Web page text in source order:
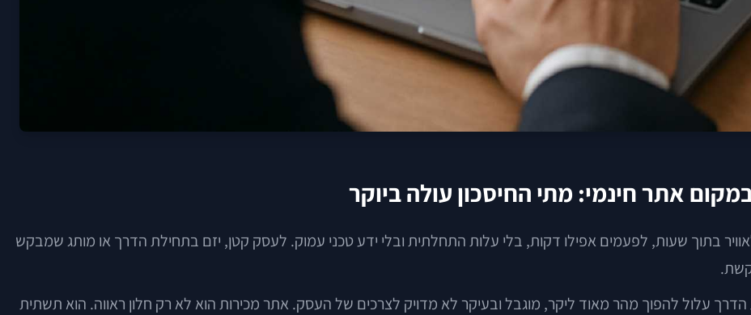
אתר חינמי: מתי החיסכון עולה ביוקר
בתוך שעות, לפעמים אפילו דקות, בלי עלות התחלתית ובלי ידע טכני עמוק. לעסק קטן, יזם בתחילת הדרך או מותג שמבקש
עלול להפוך מהר מאוד ליקר, מוגבל ובעיקר לא מדויק לצרכים של העסק. אתר מכירות הוא לא רק חלון ראווה. הוא תשתית